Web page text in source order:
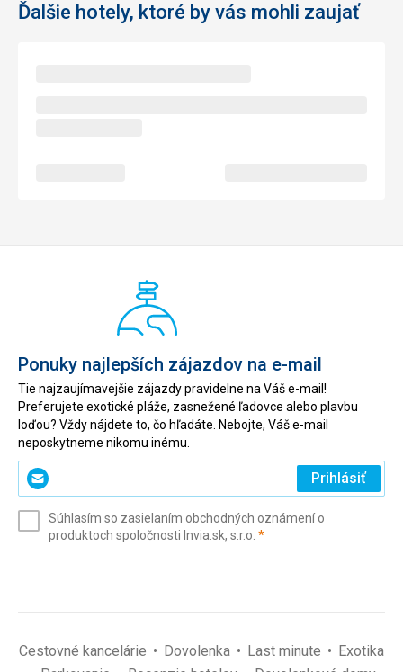
Ďalšie hotely, ktoré by vás mohli zaujať
Ponuky najlepších zájazdov na e-mail
Tie najzaujímavejšie zájazdy pravidelne na Váš e-mail!
Preferujete exotické pláže, zasnežené ľadovce alebo plavbu
loďou? Vždy nájdete to, čo hľadáte. Nebojte, Váš e-mail
neposkytneme nikomu inému.
Zadajte
svoj
(povinné)
Prihlásiť
Súhlasím so zasielaním obchodných oznámení o
produktoch spoločnosti Invia.sk, s.r.o. *(povinné)
Cestovné kancelárie Dovolenka Last minute
Exotika